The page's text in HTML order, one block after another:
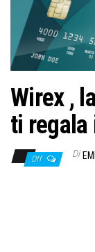
Wirex ,
ti regala
Off Di